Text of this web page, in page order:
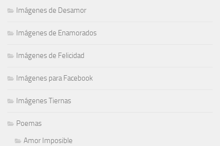
Imágenes de Desamor
Imágenes de Enamorados
Imágenes de Felicidad
Imágenes para Facebook
Imágenes Tiernas
Poemas
Amor Imposible